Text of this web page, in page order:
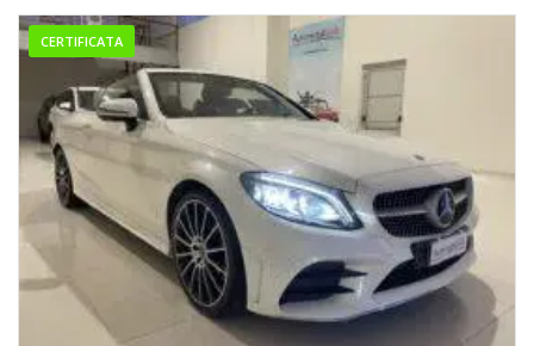
CERTIFICATA